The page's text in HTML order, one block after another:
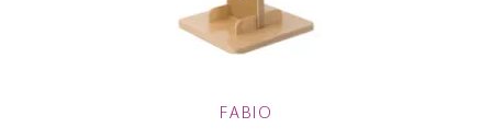
FABIO